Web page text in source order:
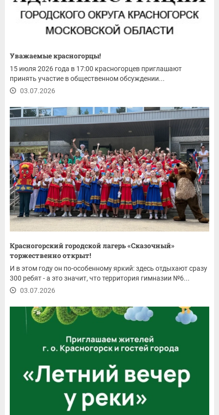
Уважаемые красногорцы!
15 июля 2026 года в 17:00 красногорцев приглашают
принять участие в общественном обсуждении...
03.07.2026
Красногорский городской лагерь «Сказочный»
торжественно открыт!
И в этом году он по-особенному яркий: здесь отдыхают сразу
300 ребят - а это значит, что территория гимназии №6...
03.07.2026